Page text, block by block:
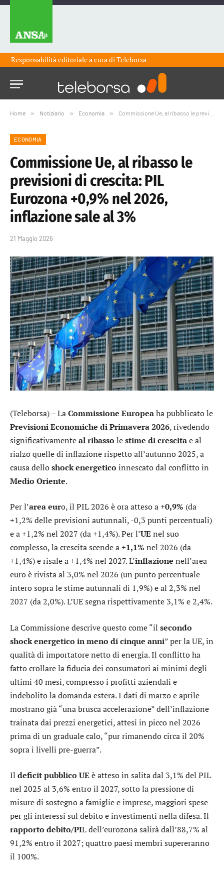
Responsabilità editoriale a cura diTeleborsa
Home » Notiziario » Economia » Commissione Ue, al ribasso le previsioni di crescita: PIL Eurozona +0,9% nel 2026, inflazione sale al 3%
ECONOMIA
Commissione Ue, al ribasso le
previsioni di crescita: PIL
Eurozona +0,9% nel 2026,
inflazione sale al 3%
21 Maggio 2026
(Teleborsa) – LaCommissione Europeaha pubblicato le
Previsioni Economiche di Primavera 2026, rivedendo
significativamenteal ribasso lestime di crescitae al
rialzo quelle di inflazione rispetto all’autunno 2025, a
causa delloshock energetico innescato dal conflitto in
Medio Oriente.
Per l’area euro, il PIL 2026 è ora atteso a +0,9% (da
+1,2% delle previsioni autunnali, -0,3 punti percentuali)
e a +1,2% nel 2027 (da +1,4%). Per l’UE nel suo
complesso, la crescita scende a +1,1% nel 2026 (da
+1,4%) e risale a +1,4% nel 2027. L’inflazione nell’area
euro è rivista al 3,0% nel 2026 (un punto percentuale
intero sopra le stime autunnali di 1,9%) e al 2,3% nel
2027 (da 2,0%). L’UE segna rispettivamente 3,1% e 2,4%.
La Commissione descrive questo come “il secondo
shock energetico in meno di cinque anni” per la UE, in
qualità di importatore netto di energia. Il conflitto ha
fatto crollare la fiducia dei consumatori ai minimi degli
ultimi 40 mesi, compresso i profitti aziendali e
indebolito la domanda estera. I dati di marzo e aprile
mostrano già “una brusca accelerazione” dell’inflazione
trainata dai prezzi energetici, attesi in picco nel 2026
prima di un graduale calo, “pur rimanendo circa il 20%
sopra i livelli pre-guerra”.
Il deficit pubblico UE è atteso in salita dal 3,1% del PIL
nel 2025 al 3,6% entro il 2027, sotto la pressione di
misure di sostegno a famiglie e imprese, maggiori spese
per gli interessi sul debito e investimenti nella difesa. Il
rapporto debito/PIL dell’eurozona salirà dall’88,7% al
91,2% entro il 2027; quattro paesi membri supereranno
il 100%.